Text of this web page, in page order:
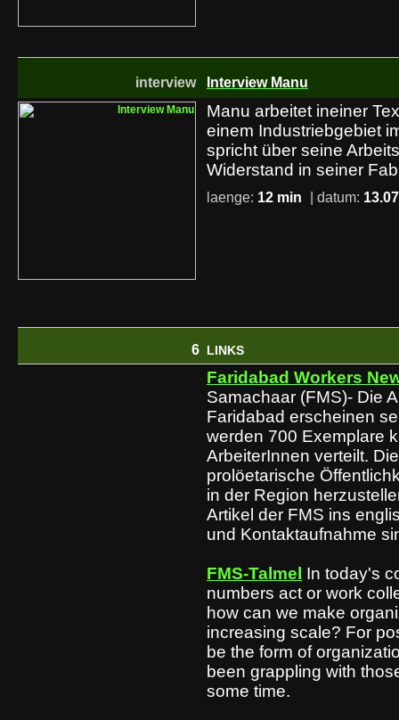
interview Interview Manu
Manu arbeitet ineiner
einem Industriebgebiet
spricht über seine
Widerstand in seiner
laenge: 12 min | datum:
6 LINKS
Faridabad Workers
Samachaar (FMS)- Die
Faridabad erscheinen
werden 700 Exemplare
ArbeiterInnen verteilt.
prolöetarische
in der Region
Artikel der FMS ins
und Kontaktaufnahme
FMS-Talmel In today's
numbers act or work
how can we make
increasing scale? For
be the form of
been grappling with
some time.